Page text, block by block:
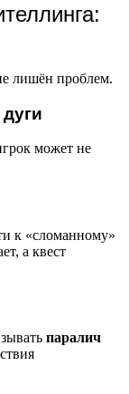
лишён проблем.
может не
к «сломанному»
а квест
паралич